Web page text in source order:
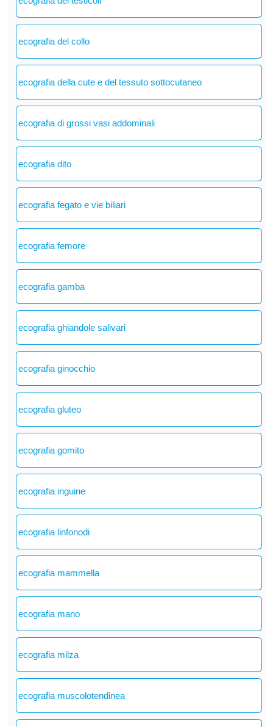
ecografia del collo
ecografia della cute e del tessuto sottocutaneo
ecografia di grossi vasi addominali
ecografia dito
ecografia fegato e vie biliari
ecografia femore
ecografia gamba
ecografia ghiandole salivari
ecografia ginocchio
ecografia gluteo
ecografia gomito
ecografia inguine
ecografia linfonodi
ecografia mammella
ecografia mano
ecografia milza
ecografia muscolotendinea